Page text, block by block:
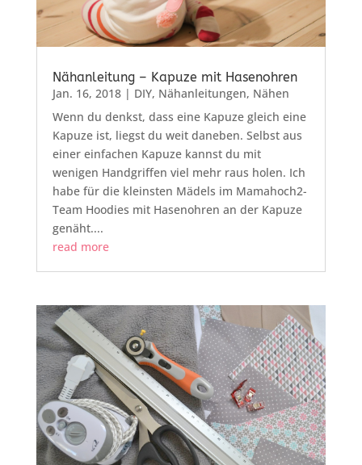
Nähanleitung – Kapuze mit Hasenohren
Jan. 16, 2018| DIY, Nähanleitungen, Nähen
Wenn du denkst, dass eine Kapuze gleich eine
Kapuze ist, liegst du weit daneben. Selbst aus
einer einfachen Kapuze kannst du mit
wenigen Handgriffen viel mehr raus holen. Ich
habe für die kleinsten Mädels im Mamahoch2-
Team Hoodies mit Hasenohren an der Kapuze
genäht....
read more